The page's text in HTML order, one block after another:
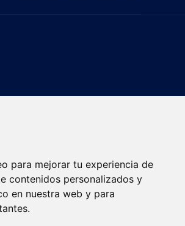
para mejorar tu experiencia de
contenidos personalizados y
en nuestra web y para